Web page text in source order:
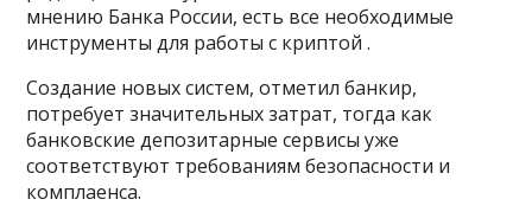
мнению Банка России, есть все необходимые
инструменты для работы с криптой .
Создание новых систем, отметил банкир,
потребует значительных затрат, тогда как
банковские депозитарные сервисы уже
соответствуют требованиям безопасности и
комплаенса.